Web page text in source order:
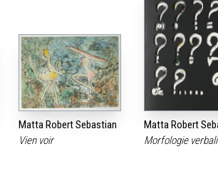
Matta Robert Sebastian
Vien voir
Matta Robert
Morfologie verbali